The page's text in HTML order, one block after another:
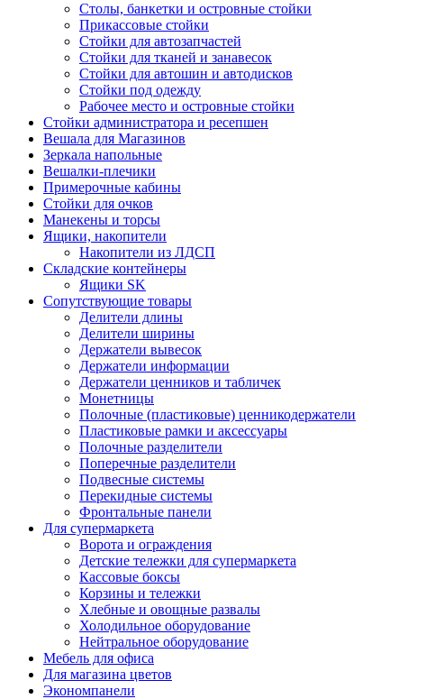
Столы, банкетки и островные стойки
Прикассовые стойки
Стойки для автозапчастей
Стойки для тканей и занавесок
Стойки для автошин и автодисков
Стойки под одежду
Рабочее место и островные стойки
Стойки администратора и ресепшен
Вешала для Магазинов
Зеркала напольные
Вешалки-плечики
Примерочные кабины
Стойки для очков
Манекены и торсы
Ящики, накопители
Накопители из ЛДСП
Складские контейнеры
Ящики SK
Сопутствующие товары
Делители длины
Делители ширины
Держатели вывесок
Держатели информации
Держатели ценников и табличек
Монетницы
Полочные (пластиковые) ценникодержатели
Пластиковые рамки и аксессуары
Полочные разделители
Поперечные разделители
Подвесные системы
Перекидные системы
Фронтальные панели
Для супермаркета
Ворота и ограждения
Детские тележки для супермаркета
Кассовые боксы
Корзины и тележки
Хлебные и овощные развалы
Холодильное оборудование
Нейтральное оборудование
Мебель для офиса
Для магазина цветов
Экономпанели